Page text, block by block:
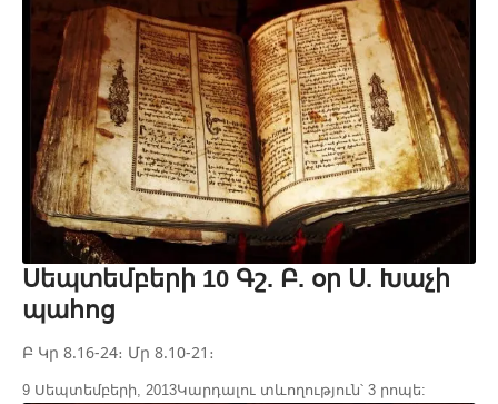
Սեպտեմբերի 10 Գշ. Բ. օր Ս. Խաչի
պահոց
Բ Կր 8.16-24։ Մր 8.10-21։
9 Սեպտեմբերի, 2013Կարդալու տևողություն՝ 3 րոպե: